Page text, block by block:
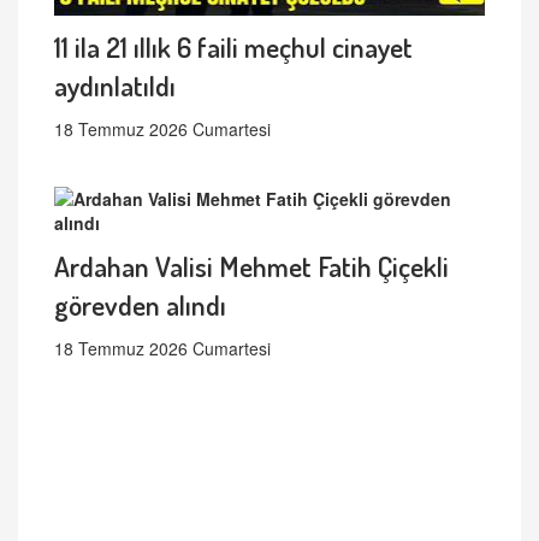
11 ila 21 ıllık 6 faili meçhul cinayet
aydınlatıldı
18 Temmuz 2026 Cumartesi
Ardahan Valisi Mehmet Fatih Çiçekli
görevden alındı
18 Temmuz 2026 Cumartesi